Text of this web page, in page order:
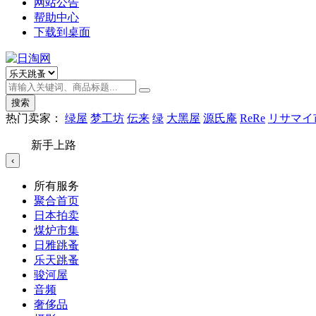
网站公告
帮助中心
下载到桌面
搜索
热门卖家： 绿屋 梦工坊 伝来 绿 大黑屋 源氏庵 ReRe リサマ
新手上路
‹
所有服务
聚合首页
日本拍卖
煤炉市集
日雅跳蚤
乐天跳蚤
骏河屋
音频
奢侈品